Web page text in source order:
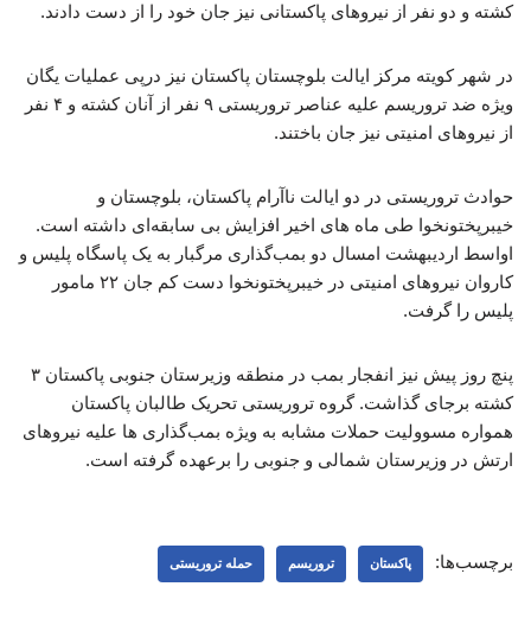
کشته و دو نفر از نیروهای پاکستانی نیز جان خود را از دست دادند.
در شهر ‌کویته مرکز ایالت بلوچستان پاکستان نیز درپی عملیات یگان
ویژه ضد تروریسم علیه عناصر تروریستی ۹ نفر از آنان کشته و ۴ نفر
از نیروهای امنیتی نیز جان باختند.
حوادث تروریستی در دو ایالت ناآرام پاکستان، بلوچستان و
خیبرپختونخوا طی ماه های اخیر افزایش بی سابقه‌ای داشته است.
اواسط اردیبهشت امسال دو بمب‌گذاری مرگبار به یک پاسگاه پلیس و
کاروان نیروهای امنیتی در خیبرپختونخوا دست کم جان ۲۲ مامور
پلیس را گرفت.
پنچ روز پیش نیز انفجار بمب در منطقه وزیرستان جنوبی پاکستان ۳
کشته برجای گذاشت. گروه تروریستی تحریک طالبان پاکستان
همواره مسوولیت حملات مشابه به ویژه بمب‌گذاری ها علیه نیروهای
ارتش در وزیرستان شمالی و جنوبی را برعهده گرفته است.
برچسب‌ها: پاکستان تروریسم حمله تروریستی